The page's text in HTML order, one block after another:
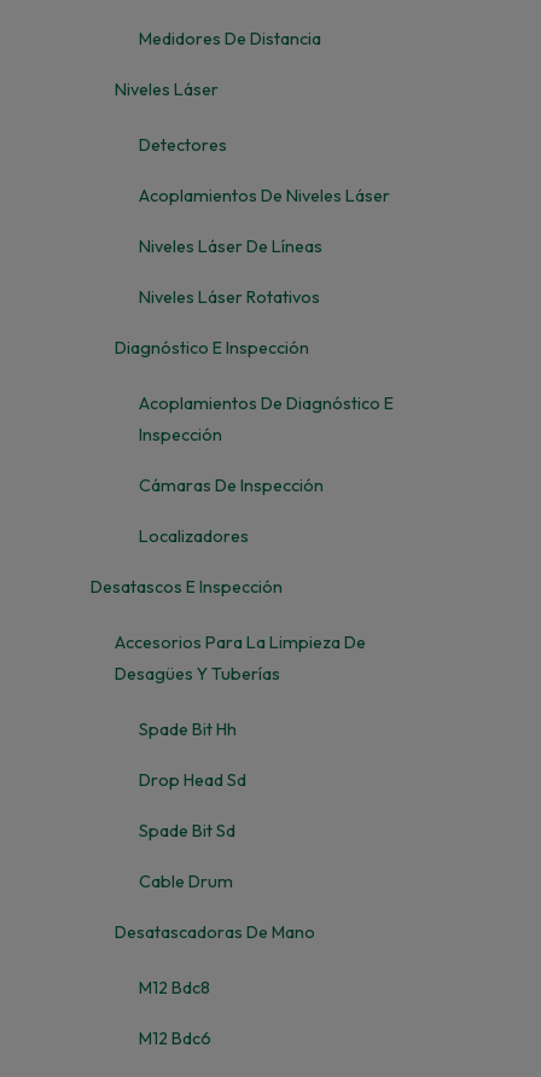
Medidores De Distancia
Niveles Láser
Detectores
Acoplamientos De Niveles Láser
Niveles Láser De Líneas
Niveles Láser Rotativos
Diagnóstico E Inspección
Acoplamientos De Diagnóstico E
Inspección
Cámaras De Inspección
Localizadores
Desatascos E Inspección
Accesorios Para La Limpieza De
Desagües Y Tuberías
Spade Bit Hh
Drop Head Sd
Spade Bit Sd
Cable Drum
Desatascadoras De Mano
M12 Bdc8
M12 Bdc6